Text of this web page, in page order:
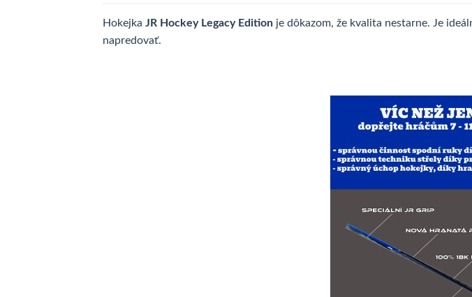
Hokejka JR Hockey Legacy Edition je dôkazom, že kvalita nestarne. Je
napredovať.